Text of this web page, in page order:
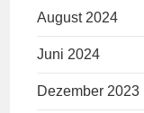
August 2024
Juni 2024
Dezember 2023